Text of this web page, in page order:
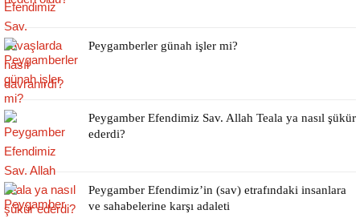
Peygamberler günah işler mi?
Peygamber Efendimiz Sav. Allah Teala ya nasıl şükür
ederdi?
Peygamber Efendimiz’in (sav) etrafındaki insanlara
ve sahabelerine karşı adaleti